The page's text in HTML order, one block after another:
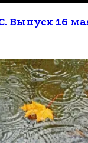
Выпуск 16